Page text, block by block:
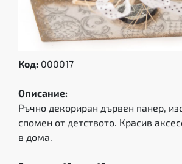
Код: 000017
Описание:
Ръчно декориран дървен панер,
спомен от детството. Красив
в дома.